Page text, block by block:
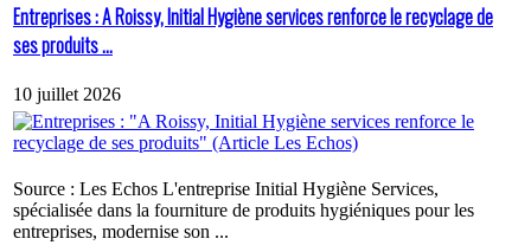
Entreprises : A Roissy, Initial Hygiène services renforce le recyclage de
ses produits ...
10 juillet 2026
Source : Les Echos L'entreprise Initial Hygiène Services,
spécialisée dans la fourniture de produits hygiéniques pour les
entreprises, modernise son ...